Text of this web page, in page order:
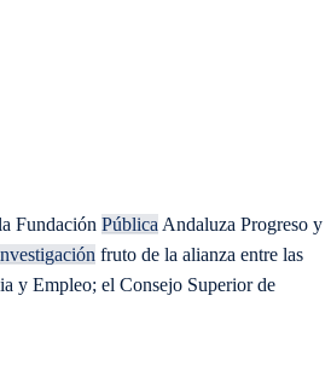
Fundación Pública Andaluza Progreso y
fruto de la alianza entre las
y Empleo; el Consejo Superior de